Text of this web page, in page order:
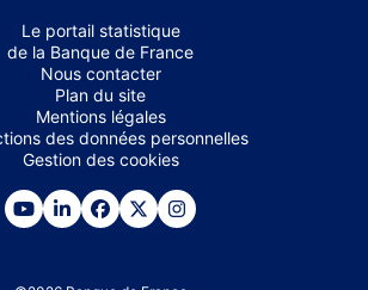
Le portail statistique
de la Banque de France
Nous contacter
Plan du site
Mentions légales
des données personnelles
Gestion des cookies